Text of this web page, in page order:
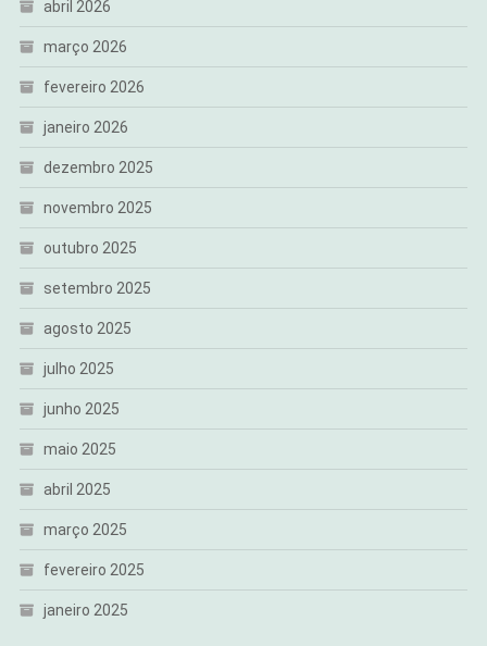
abril 2026
março 2026
fevereiro 2026
janeiro 2026
dezembro 2025
novembro 2025
outubro 2025
setembro 2025
agosto 2025
julho 2025
junho 2025
maio 2025
abril 2025
março 2025
fevereiro 2025
janeiro 2025